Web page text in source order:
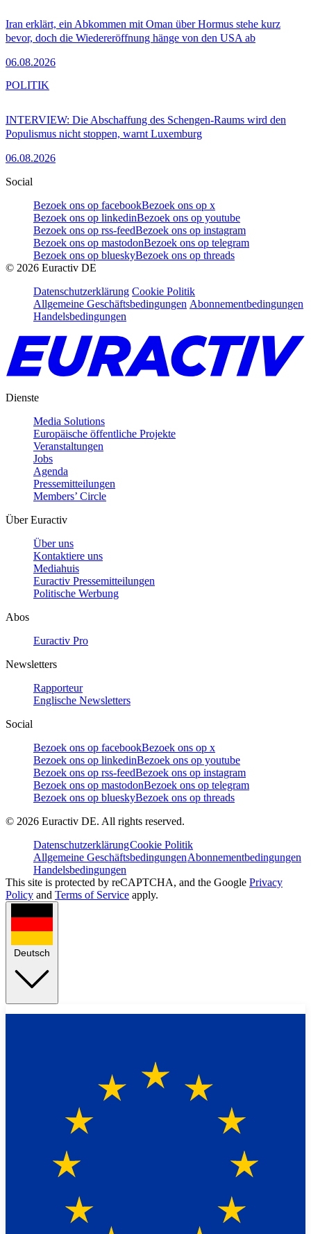
Iran erklärt, ein Abkommen mit Oman über Hormus stehe kurz
bevor, doch die Wiedereröffnung hänge von den USA ab
06.08.2026
INTERVIEW: Die Abschaffung des Schengen-Raums wird den
Populismus nicht stoppen, warnt Luxemburg
06.08.2026
POLITIK
Social
Bezoek ons op facebookBezoek ons op x
Bezoek ons op linkedinBezoek ons op youtube
Bezoek ons op rss-feedBezoek ons op instagram
Bezoek ons op mastodonBezoek ons op telegram
Bezoek ons op blueskyBezoek ons op threads
© 2026 Euractiv DE
Datenschutzerklärung Cookie Politik
Allgemeine Geschäftsbedingungen Abonnementbedingungen
Handelsbedingungen
Dienste
Media Solutions
Europäische öffentliche Projekte
Veranstaltungen
Jobs
Agenda
Pressemitteilungen
Members’ Circle
Über Euractiv
Über uns
Kontaktiere uns
Mediahuis
Euractiv Pressemitteilungen
Politische Werbung
Abos
Euractiv Pro
Newsletters
Rapporteur
Englische Newsletters
Social
Bezoek ons op facebookBezoek ons op x
Bezoek ons op linkedinBezoek ons op youtube
Bezoek ons op rss-feedBezoek ons op instagram
Bezoek ons op mastodonBezoek ons op telegram
Bezoek ons op blueskyBezoek ons op threads
© 2026 Euractiv DE. All rights reserved.
DatenschutzerklärungCookie Politik
Allgemeine GeschäftsbedingungenAbonnementbedingungen
Handelsbedingungen
This site is protected by reCAPTCHA, and the Google Privacy
Policy and Terms of Service apply.
Deutsch